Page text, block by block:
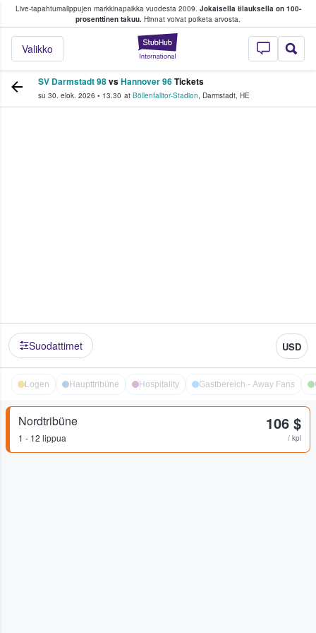
Live-tapahtumalippujen markkinapaikka vuodesta 2009. Jokaisella tilauksella on 100-
prosenttinen takuu. Hinnat voivat poiketa arvosta.
StubHub -
Valikko
fanit ostavat ja myyvät lippuja
SV Darmstadt 98vsHannover 96Tickets
su 30. elok. 2026 • 13.30 at Böllenfalltor-Stadion, Darmstadt, HE
Suodattimet USD
Logen Haupttribüne Hospitality Gastbereich - Away Fans
Nordtribüne
1 - 12 lippua
106 $
/ kpl